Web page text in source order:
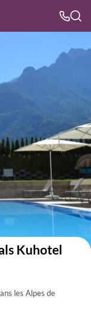
Kuhotel
les Alpes de